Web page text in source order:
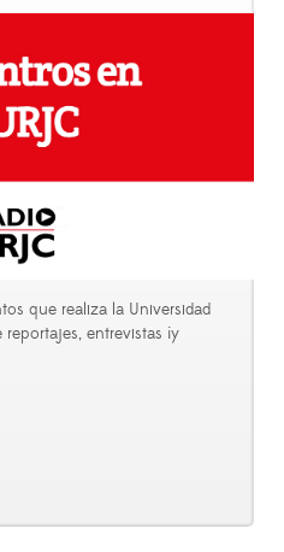
que realiza la Universidad
entrevistas ¡y